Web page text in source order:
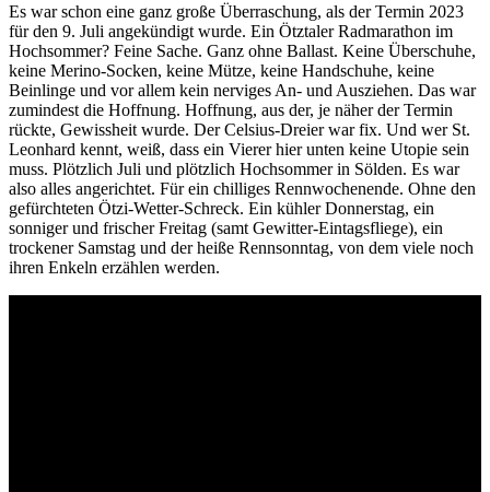
Es war schon eine ganz große Überraschung, als der Termin 2023
für den 9. Juli angekündigt wurde. Ein Ötztaler Radmarathon im
Hochsommer? Feine Sache. Ganz ohne Ballast. Keine Überschuhe,
keine Merino-Socken, keine Mütze, keine Handschuhe, keine
Beinlinge und vor allem kein nerviges An- und Ausziehen. Das war
zumindest die Hoffnung. Hoffnung, aus der, je näher der Termin
rückte, Gewissheit wurde. Der Celsius-Dreier war fix. Und wer St.
Leonhard kennt, weiß, dass ein Vierer hier unten keine Utopie sein
muss. Plötzlich Juli und plötzlich Hochsommer in Sölden. Es war
also alles angerichtet. Für ein chilliges Rennwochenende. Ohne den
gefürchteten Ötzi-Wetter-Schreck. Ein kühler Donnerstag, ein
sonniger und frischer Freitag (samt Gewitter-Eintagsfliege), ein
trockener Samstag und der heiße Rennsonntag, von dem viele noch
ihren Enkeln erzählen werden.